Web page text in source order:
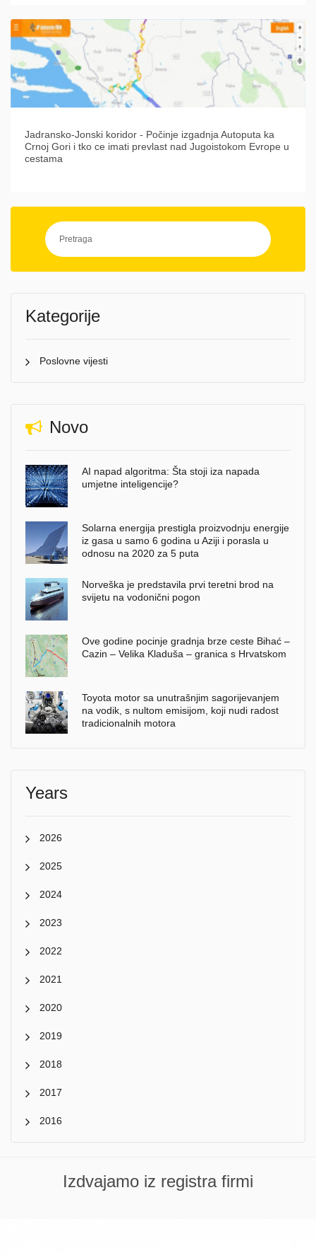
Jadransko-Jonski koridor - Počinje izgadnja Autoputa ka
Crnoj Gori i tko ce imati prevlast nad Jugoistokom Evrope u
cestama
Kategorije
Poslovne vijesti
Novo
AI napad algoritma: Šta stoji iza napada
umjetne inteligencije?
Solarna energija prestigla proizvodnju energije
iz gasa u samo 6 godina u Aziji i porasla u
odnosu na 2020 za 5 puta
Norveška je predstavila prvi teretni brod na
svijetu na vodonični pogon
Ove godine pocinje gradnja brze ceste Bihać –
Cazin – Velika Kladuša – granica s Hrvatskom
Toyota motor sa unutrašnjim sagorijevanjem
na vodik, s nultom emisijom, koji nudi radost
tradicionalnih motora
Years
2026
2025
2024
2023
2022
2021
2020
2019
2018
2017
2016
Izdvajamo iz registra firmi